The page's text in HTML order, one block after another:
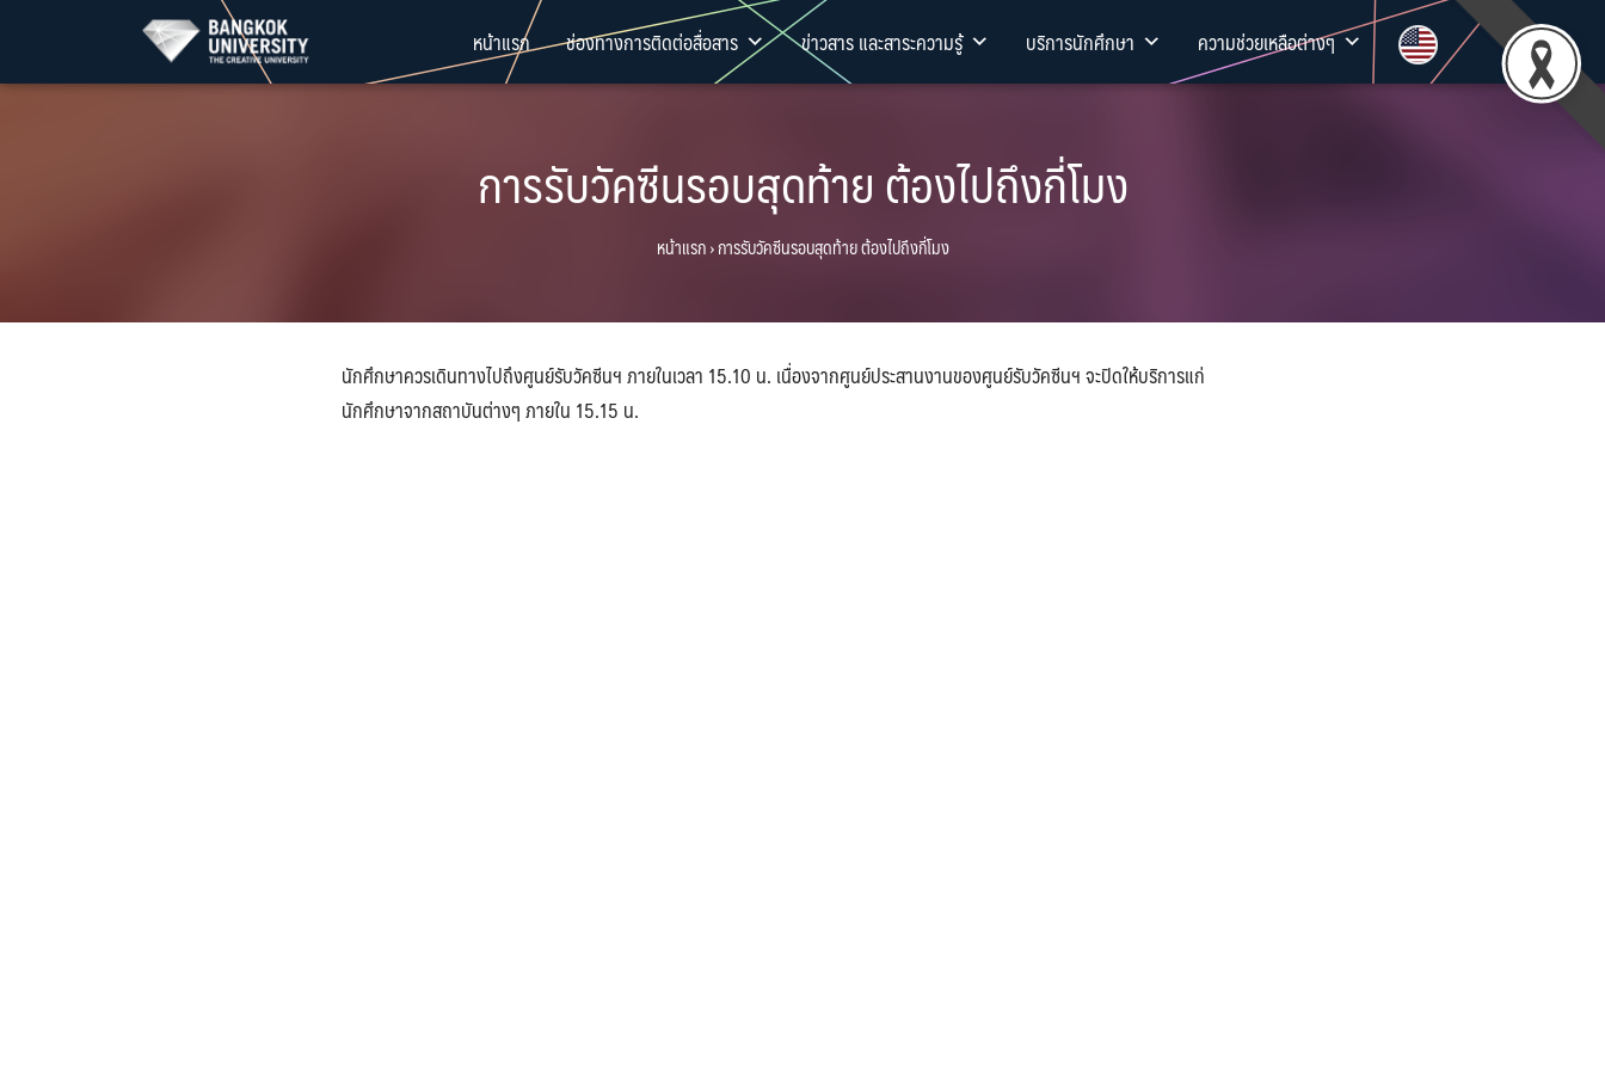
content
หน้าแรก ช่องทางการติดต่อสื่อสาร ข่าวสาร และสาระความรู้ บริการนักศึกษา ความช่วยเหลือต่างๆ
การรับวัคซีนรอบสุดท้าย ต้องไปถึงกี่โมง
หน้าแรก›การรับวัคซีนรอบสุดท้าย ต้องไปถึงกี่โมง
นักศึกษาควรเดินทางไปถึงศูนย์รับวัคซีนฯ ภายในเวลา 15.10 น. เนื่องจากศูนย์ประสานงานของศูนย์รับวัคซีนฯ จะปิดให้บริการแก่
นักศึกษาจากสถาบันต่างๆ ภายใน 15.15 น.